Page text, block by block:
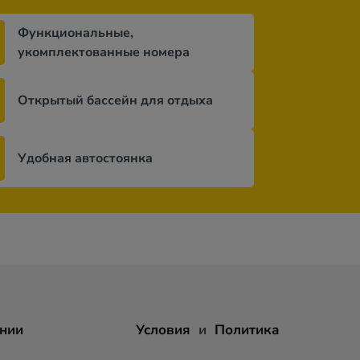
Функциональные,
укомплектованные номера
Открытый бассейн для отдыха
Удобная автостоянка
Условия и Политика